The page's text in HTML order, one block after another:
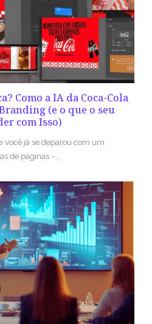
Como a IA da Coca-Cola
(e o que o seu
com Isso)
você já se deparou com um
de páginas –...